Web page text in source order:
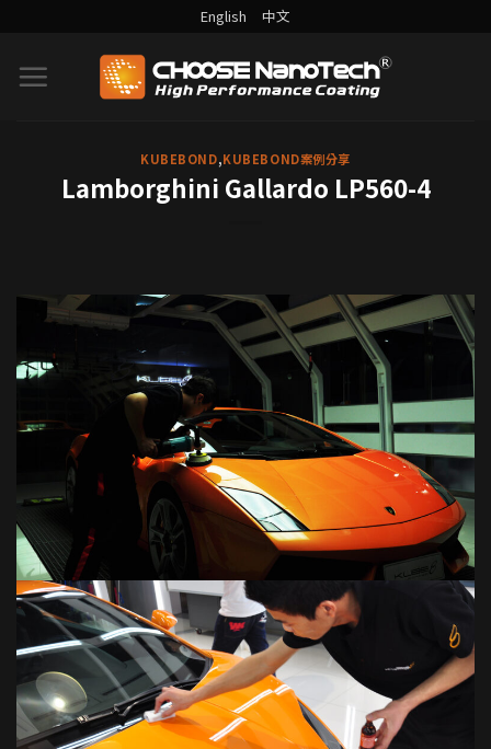
English 中文
KUBEBOND,KUBEBOND案例分享
Lamborghini Gallardo LP560-4